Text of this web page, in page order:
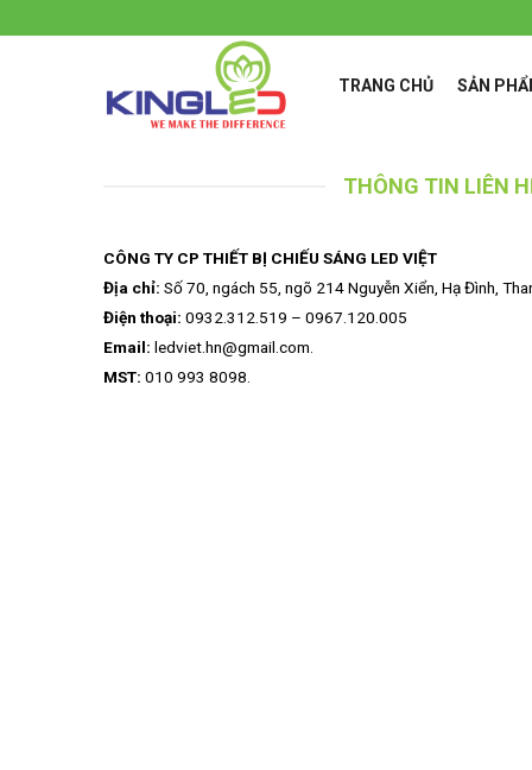
to
TRANG CHỦ SẢN
THÔNG TIN LIÊN
CÔNG TY CP THIẾT BỊ CHIẾU SÁNG LED VIỆT
Địa chỉ: Số 70, ngách 55, ngõ 214 Nguyễn Xiển, Hạ Đình,
Điện thoại: 0932.312.519 – 0967.120.005
Email: ledviet.hn@gmail.com.
MST: 010 993 8098.